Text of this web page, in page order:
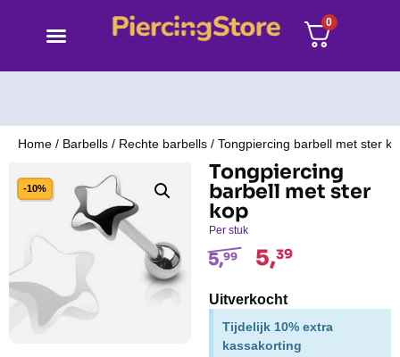
0
Home / Barbells / Rechte barbells / Tongpiercing barbell met ster
-10%
Tongpiercing
barbell met ster
kop
Per stuk
5,99 5,39
Uitverkocht
Tijdelijk 10% extra
kassakorting